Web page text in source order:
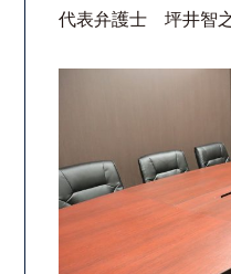
プライバシーポリシー
お電話はこちらから
代表弁護士 坪井智